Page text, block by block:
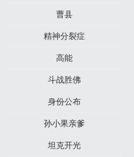
曹县
精神分裂症
高能
斗战胜佛
身份公布
孙小果亲爹
坦克开光